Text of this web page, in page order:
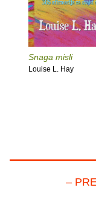
Snaga misli
Louise L. Hay
–